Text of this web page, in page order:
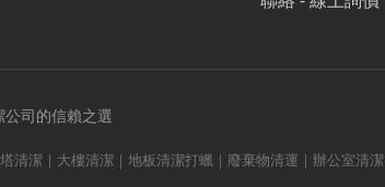
司的信賴之選
清潔｜大樓清潔｜地板清潔打蠟｜廢棄物清運｜辦公室清潔